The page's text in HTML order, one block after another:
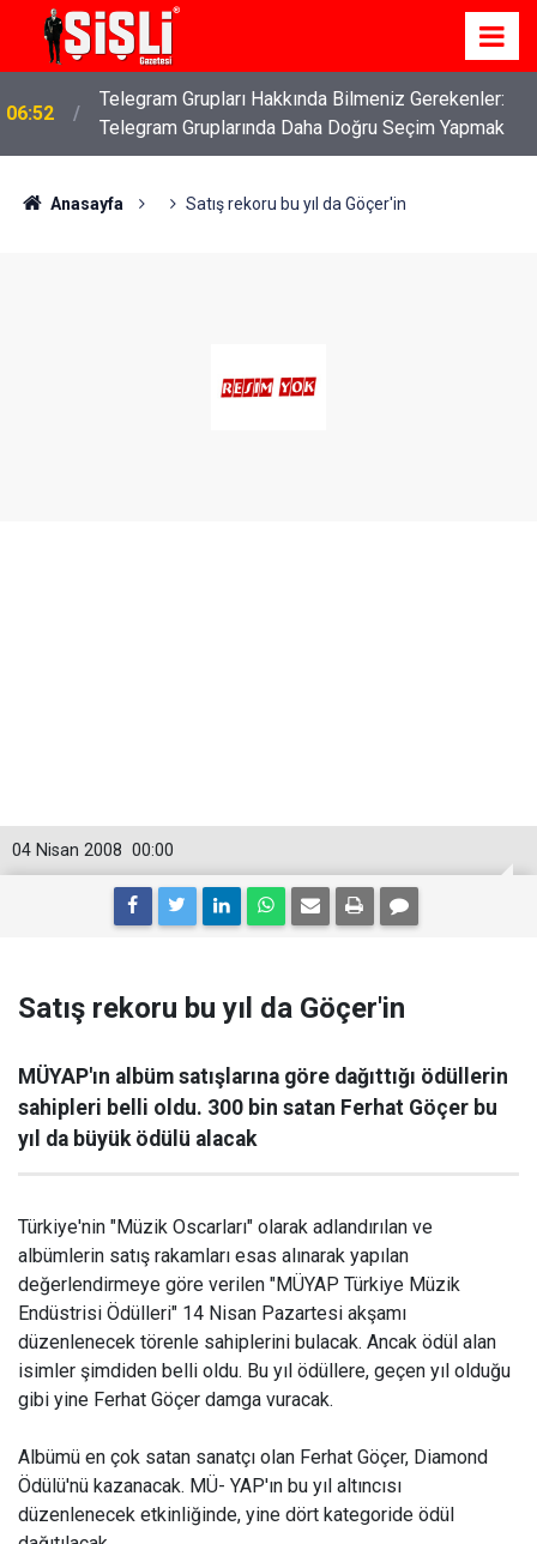
06:52
Telegram Grupları Hakkında Bilmeniz Gerekenler:
Telegram Gruplarında Daha Doğru Seçim Yapmak
Anasayfa Satış rekoru bu yıl da Göçer'in
00:00
04 Nisan 2008
Satış rekoru bu yıl da Göçer'in
MÜYAP'ın albüm satışlarına göre dağıttığı ödüllerin
sahipleri belli oldu. 300 bin satan Ferhat Göçer bu
yıl da büyük ödülü alacak
Türkiye'nin "Müzik Oscarları" olarak adlandırılan ve
albümlerin satış rakamları esas alınarak yapılan
değerlendirmeye göre verilen "MÜYAP Türkiye Müzik
Endüstrisi Ödülleri" 14 Nisan Pazartesi akşamı
düzenlenecek törenle sahiplerini bulacak. Ancak ödül alan
isimler şimdiden belli oldu. Bu yıl ödüllere, geçen yıl olduğu
gibi yine Ferhat Göçer damga vuracak.
Albümü en çok satan sanatçı olan Ferhat Göçer, Diamond
Ödülü'nü kazanacak. MÜ- YAP'ın bu yıl altıncısı
düzenlenecek etkinliğinde, yine dört kategoride ödül